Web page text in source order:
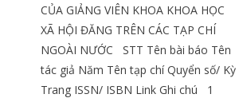
CỦA GIẢNG VIÊN KHOA KHOA HỌC
XÃ HỘI ĐĂNG TRÊN CÁC TẠP CHÍ
NGOÀI NƯỚC STT Tên bài báo Tên
tác giả Năm Tên tạp chí Quyển số/ Kỳ
Trang ISSN/ ISBN Link Ghi chú 1